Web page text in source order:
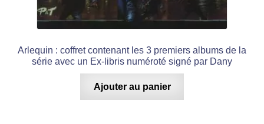
Arlequin : coffret contenant les 3 premiers albums de la
série avec un Ex-libris numéroté signé par Dany
Ajouter au panier